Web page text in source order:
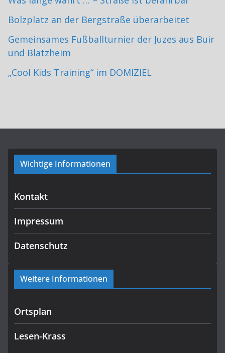
Bolzplatz an der Bergstraße überarbeitet
Gemeinsames Fußballturnier der Juzes aus Buir
und Blatzheim
„Cool Kids Training“ im DOMIZIEL
Wichtige Informationen
Kontakt
Impressum
Datenschutz
Weitere Informationen
Ortsplan
Lesen-Krass